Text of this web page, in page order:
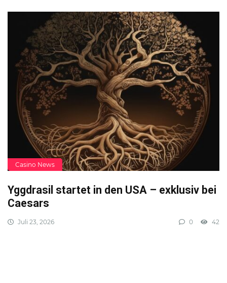
Casino News
Yggdrasil startet in den USA – exklusiv bei
Caesars
Juli 23, 2026 0 42